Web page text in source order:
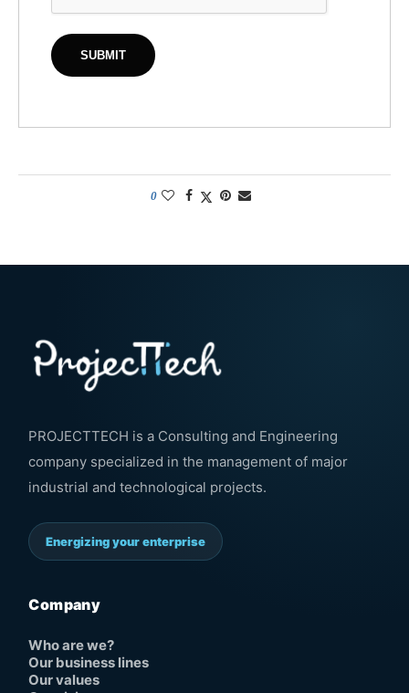
0
PROJECTTECH is a Consulting and Engineering
company specialized in the management of major
industrial and technological projects.
Energizing your enterprise
Company
Who are we?
Our business lines
Our values